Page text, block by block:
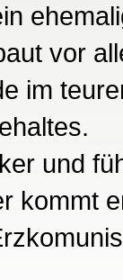
vor
im
und
kommt